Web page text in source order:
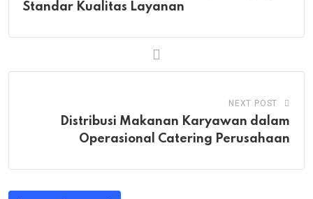
Standar Kualitas Layanan
NEXT POST
Distribusi Makanan Karyawan dalam
Operasional Catering Perusahaan